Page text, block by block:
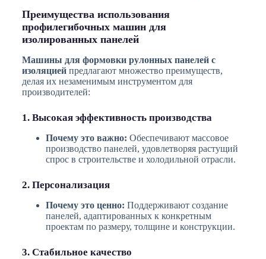
Преимущества использования
профилегибочных машин для
изолированных панелей
Машины для формовки рулонных панелей с
изоляциейпредлагают множество преимуществ,
делая их незаменимым инструментом для
производителей:
1. Высокая эффективность производства
Почему это важно: Обеспечивают массовое
производство панелей, удовлетворяя растущий
спрос в строительстве и холодильной отрасли.
2. Персонализация
Почему это ценно: Поддерживают создание
панелей, адаптированных к конкретным
проектам по размеру, толщине и конструкции.
3. Стабильное качество